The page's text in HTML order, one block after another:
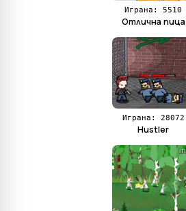
Играна: 5510
Отлична пица
Играна: 28072
Hustler